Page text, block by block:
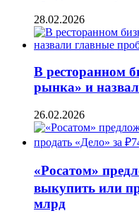
28.02.2026
В ресторанном
рынка» и
26.02.2026
«Росатом»
выкупить или
млрд